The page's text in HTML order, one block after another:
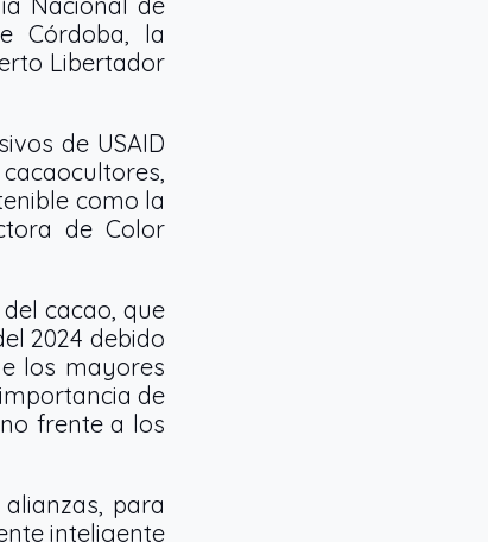
Córdoba, la
Libertador
de USAID
como la
de Color
cacao, que
2024 debido
los mayores
de
frente a los
para
inteligente